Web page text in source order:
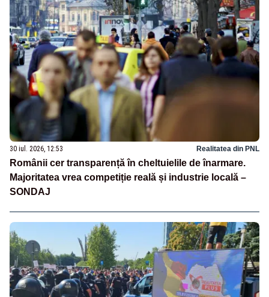
30 iul. 2026, 12:53 Realitatea din PNL
Românii cer transparență în cheltuielile de înarmare.
Majoritatea vrea competiție reală și industrie locală –
SONDAJ